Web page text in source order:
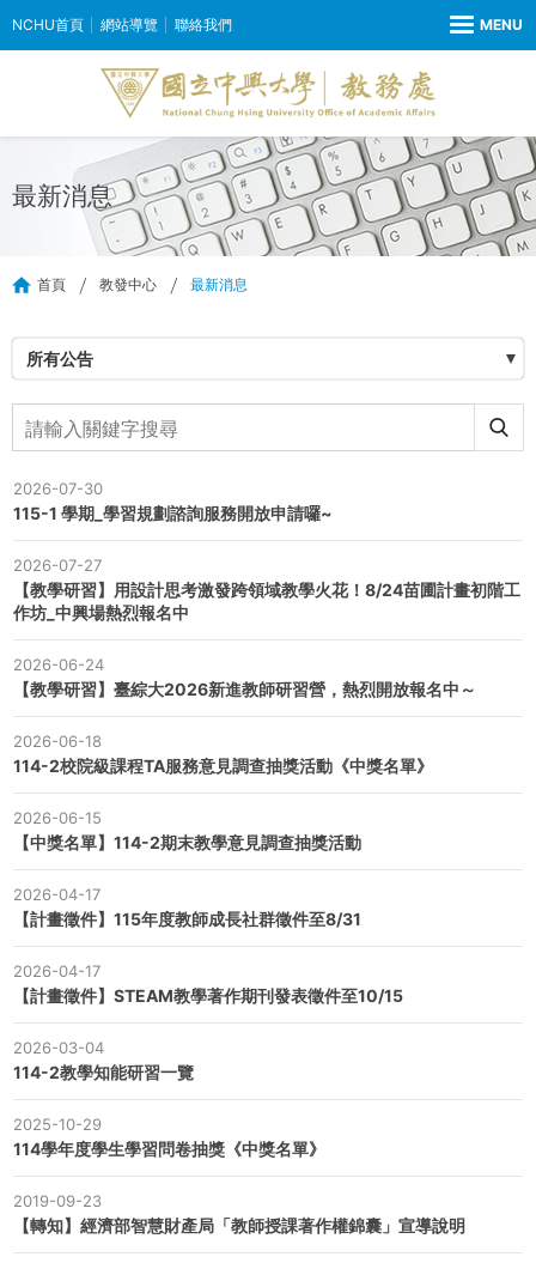
NCHU首頁 網站導覽 聯絡我們
最新消息
首頁 教發中心 最新消息
所有公告
2026-07-30
115-1 學期_學習規劃諮詢服務開放申請囉~
2026-07-27
【教學研習】用設計思考激發跨領域教學火花！8/24苗圃計畫初階工
作坊_中興場熱烈報名中
2026-06-24
【教學研習】臺綜大2026新進教師研習營，熱烈開放報名中～
2026-06-18
114-2校院級課程TA服務意見調查抽獎活動《中獎名單》
2026-06-15
【中獎名單】114-2期末教學意見調查抽獎活動
2026-04-17
【計畫徵件】115年度教師成長社群徵件至8/31
2026-04-17
【計畫徵件】STEAM教學著作期刊發表徵件至10/15
2026-03-04
114-2教學知能研習一覽
2025-10-29
114學年度學生學習問卷抽獎《中獎名單》
2019-09-23
【轉知】經濟部智慧財產局「教師授課著作權錦囊」宣導說明